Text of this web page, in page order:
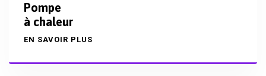
Pompe
à chaleur
EN SAVOIR PLUS